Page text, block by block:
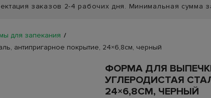
заказов 2-4 рабочих дня. Минимальная сумма
для запекания
антипригарное покрытие, 24×6,8см, черный
ФОРМА ДЛЯ
УГЛЕРОДИСТАЯ
24×6,8СМ, ЧЕРНЫЙ